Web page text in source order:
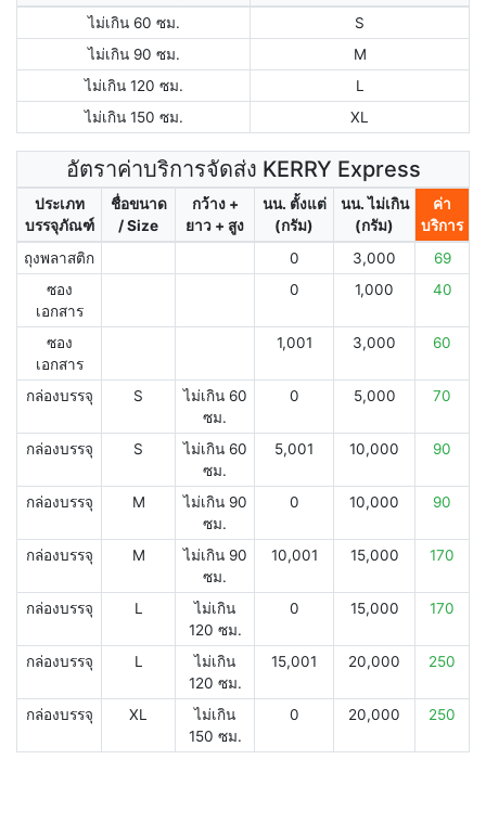
ไม่เกิน 60 ซม.
S
ไม่เกิน 90 ซม.
M
ไม่เกิน 120 ซม.
L
ไม่เกิน 150 ซม.
XL
อัตราค่าบริการจัดส่ง KERRY Express
ประเภท
บรรจุภัณฑ์
ชื่อขนาด
/ Size
กว้าง +
ยาว + สูง
นน. ตั้งแต่
(กรัม)
นน. ไม่เกิน
(กรัม)
ค่า
บริการ
ถุงพลาสติก
0 3,000
69
ซอง
เอกสาร
0 1,000 40
ซอง
เอกสาร
1,001 3,000 60
กล่องบรรจุ S
ไม่เกิน 60
ซม.
0 5,000 70
กล่องบรรจุ S
ไม่เกิน 60
ซม.
5,001 10,000 90
กล่องบรรจุ M
ไม่เกิน 90
ซม.
0 10,000 90
กล่องบรรจุ M
ไม่เกิน 90
ซม.
10,001 15,000 170
กล่องบรรจุ L
ไม่เกิน
120 ซม.
0 15,000 170
กล่องบรรจุ L
ไม่เกิน
120 ซม.
15,001 20,000 250
กล่องบรรจุ XL
ไม่เกิน
150 ซม.
0 20,000 250